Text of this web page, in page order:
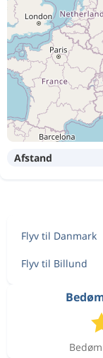
Afstand
Flyv til Danmark
Flyv til Billund